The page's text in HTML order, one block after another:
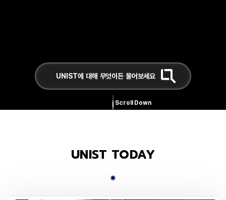
Scroll Down
UNIST TODAY